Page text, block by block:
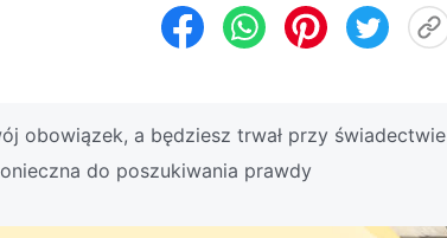
obowiązek, a będziesz trwał przy świadectwie
do poszukiwania prawdy